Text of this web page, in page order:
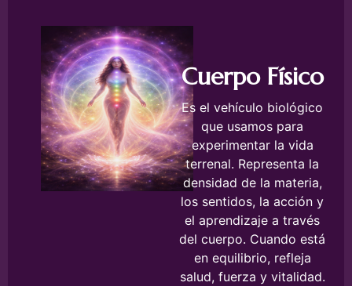
Cuerpo Físico
Es el vehículo biológico
que usamos para
experimentar la vida
terrenal. Representa la
densidad de la materia,
los sentidos, la acción y
el aprendizaje a través
del cuerpo. Cuando está
en equilibrio, refleja
salud, fuerza y vitalidad.